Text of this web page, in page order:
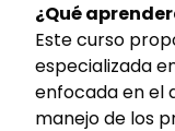
¿Qué
Este curso
especializada
enfocada en el
manejo de los